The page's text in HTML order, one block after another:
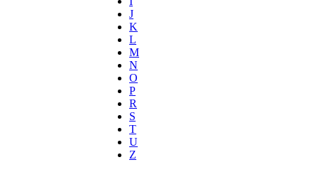
J
K
L
M
N
O
P
R
S
T
U
Z